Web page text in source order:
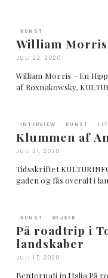
KUNST
William Morris
JULI 22, 2020
William Morris – En
af Roxnakowsky,
INTERVIEW KUNST
Klummen af
JULI 21, 2020
Tidsskriftet
gaden og fås overalt i
KUNST REJSER
På roadtrip i
landskaber
JULI 17, 2020
Bentornati in Italia På